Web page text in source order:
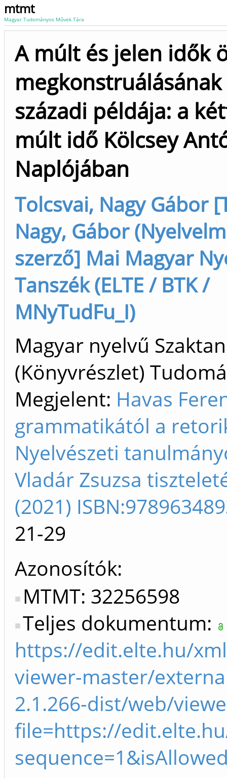
mtmt
Magyar Tudományos Művek Tára
A múlt és jelen idők
megkonstruálásának
századi példája: a
múlt idő Kölcsey
Naplójában
Tolcsvai, Nagy Gábor
Nagy, Gábor
szerző] Mai Magyar
Tanszék (ELTE / BTK /
MNyTudFu_I)
Magyar nyelvű
(Könyvrészlet)
Megjelent: Havas
grammatikától a
Nyelvészeti
Vladár Zsuzsa
(2021)
21-29
Azonosítók
MTMT: 32256598
Teljes dokumentum:
https://edit.elte.hu/
viewer-master/
2.1.266-dist/web/
file=https://